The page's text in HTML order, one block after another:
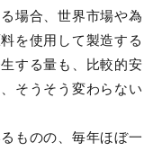
場合、世界市場や為
を使用して製造する
する量も、比較的安
そうそう変わらない
ものの、毎年ほぼ一